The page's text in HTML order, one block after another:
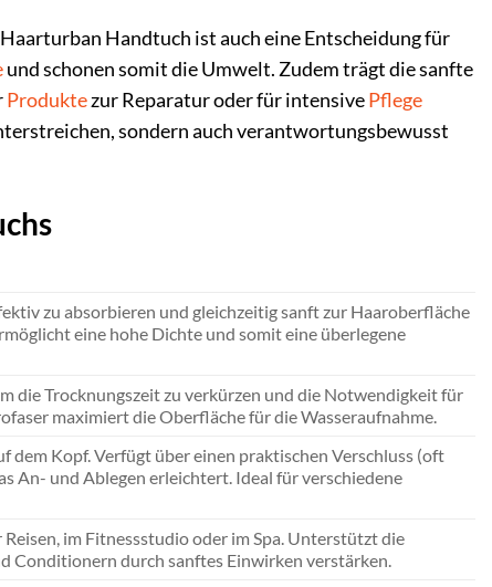
Handtuch ist auch eine Entscheidung für
und schonen somit die Umwelt. Zudem trägt die sanfte
Produktezur Reparatur oder für intensivePflege
sondern auch verantwortungsbewusst
zu absorbieren und gleichzeitig sanft zur Haaroberfläche
eine hohe Dichte und somit eine überlegene
die Trocknungszeit zu verkürzen und die Notwendigkeit für
maximiert die Oberfläche für die Wasseraufnahme.
dem Kopf. Verfügt über einen praktischen Verschluss (oft
An- und Ablegen erleichtert. Ideal für verschiedene
im Fitnessstudio oder im Spa. Unterstützt die
Conditionern durch sanftes Einwirken verstärken.